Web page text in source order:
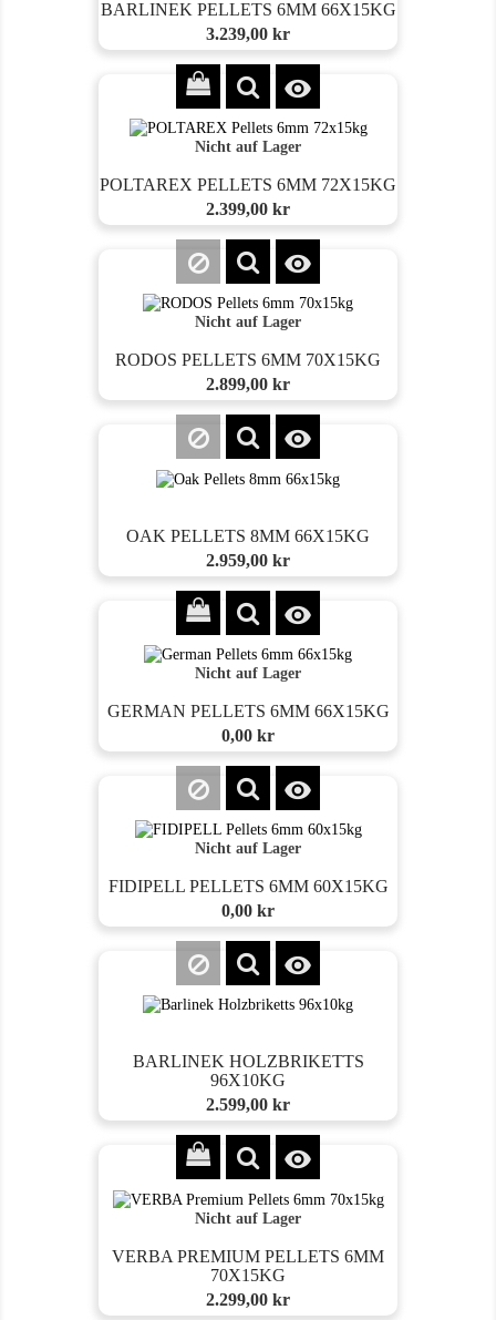
BARLINEK PELLETS 6MM 66X15KG
Preis
3.239,00 kr

Nicht auf Lager
POLTAREX PELLETS 6MM 72X15KG
Preis
2.399,00 kr

Nicht auf Lager
RODOS PELLETS 6MM 70X15KG
Preis
2.899,00 kr

OAK PELLETS 8MM 66X15KG
Preis
2.959,00 kr

Nicht auf Lager
GERMAN PELLETS 6MM 66X15KG
Preis
0,00 kr

Nicht auf Lager
FIDIPELL PELLETS 6MM 60X15KG
Preis
0,00 kr

BARLINEK HOLZBRIKETTS
96X10KG
Preis
2.599,00 kr

Nicht auf Lager
VERBA PREMIUM PELLETS 6MM
70X15KG
Preis
2.299,00 kr